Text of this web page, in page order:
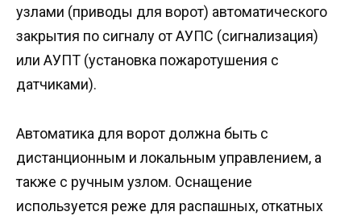
узлами (приводы для ворот) автоматического
закрытия по сигналу от АУПС (сигнализация)
или АУПТ (установка пожаротушения с
датчиками).
Автоматика для ворот должна быть с
дистанционным и локальным управлением, а
также с ручным узлом. Оснащение
используется реже для распашных, откатных